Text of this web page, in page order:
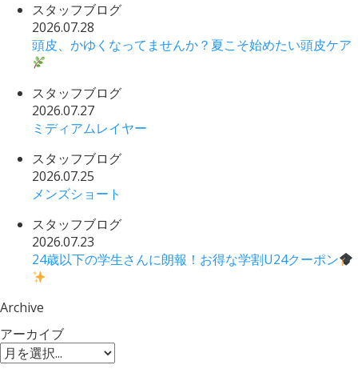
スタッフブログ
2026.07.28
頭皮、かゆくなってませんか？夏こそ始めたい頭皮ケア
スタッフブログ
2026.07.27
ミディアムレイヤー
スタッフブログ
2026.07.25
メンズショート
スタッフブログ
2026.07.23
24歳以下の学生さんに朗報！お得な学割U24クーポン
Archive
アーカイブ